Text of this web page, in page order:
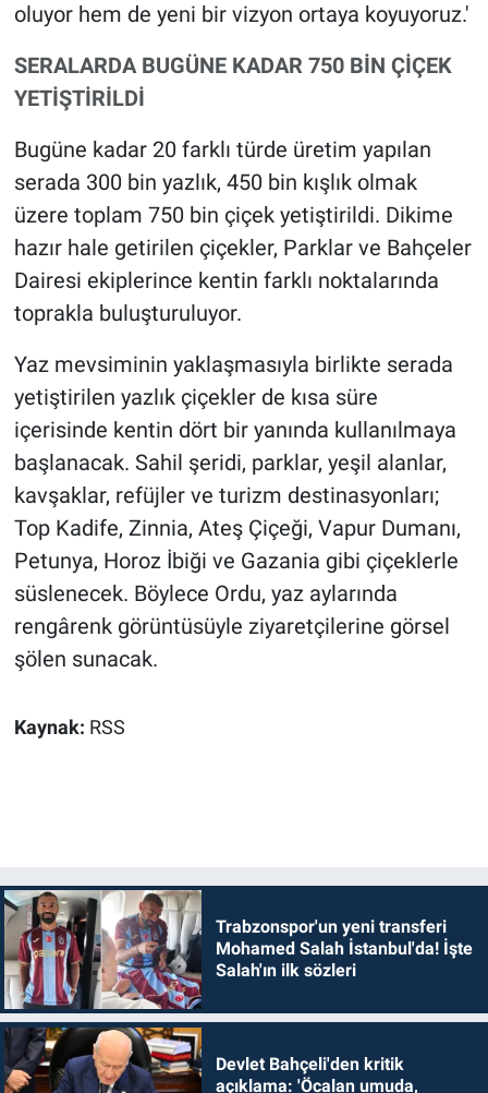
oluyor hem de yeni bir vizyon ortaya koyuyoruz.'
SERALARDA BUGÜNE KADAR 750 BİN ÇİÇEK
YETİŞTİRİLDİ
Bugüne kadar 20 farklı türde üretim yapılan
serada 300 bin yazlık, 450 bin kışlık olmak
üzere toplam 750 bin çiçek yetiştirildi. Dikime
hazır hale getirilen çiçekler, Parklar ve Bahçeler
Dairesi ekiplerince kentin farklı noktalarında
toprakla buluşturuluyor.
Yaz mevsiminin yaklaşmasıyla birlikte serada
yetiştirilen yazlık çiçekler de kısa süre
içerisinde kentin dört bir yanında kullanılmaya
başlanacak. Sahil şeridi, parklar, yeşil alanlar,
kavşaklar, refüjler ve turizm destinasyonları;
Top Kadife, Zinnia, Ateş Çiçeği, Vapur Dumanı,
Petunya, Horoz İbiği ve Gazania gibi çiçeklerle
süslenecek. Böylece Ordu, yaz aylarında
rengârenk görüntüsüyle ziyaretçilerine görsel
şölen sunacak.
Kaynak: RSS
Trabzonspor'un yeni transferi
Mohamed Salah İstanbul'da! İşte
Salah'ın ilk sözleri
Devlet Bahçeli'den kritik
açıklama: 'Öcalan umuda,